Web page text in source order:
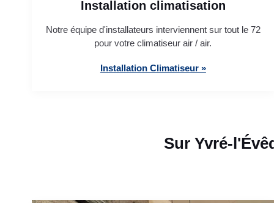
Installation climatisation
Notre équipe d'installateurs interviennent sur tout le 72
pour votre climatiseur air / air.
Installation Climatiseur »
Sur Yvré-